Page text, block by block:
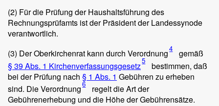
(2) Für die Prüfung der Haushaltsführung des
Rechnungsprüfamts ist der Präsident der Landessynode
verantwortlich.
(3) Der Oberkirchenrat kann durch Verordnung4
gemäß
§ 39 Abs. 1 Kirchenverfassungsgesetz5
bestimmen, daß
bei der Prüfung nach § 1 Abs. 1 Gebühren zu erheben
sind. Die Verordnung6
regelt die Art der
Gebührenerhebung und die Höhe der Gebührensätze.